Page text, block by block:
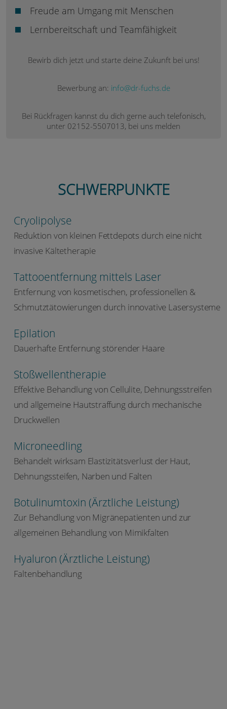
Freude am Umgang mit Menschen
Lernbereitschaft und Teamfähigkeit
Bewirb dich jetzt und starte deine Zukunft bei uns!
Bewerbung an: info@dr-fuchs.de
Bei Rückfragen kannst du dich gerne auch telefonisch,
unter 02152-5507013, bei uns melden
SCHWERPUNKTE
Cryolipolyse
Reduktion von kleinen Fettdepots durch eine nicht
invasive Kältetherapie
Tattooentfernung mittels Laser
Entfernung von kosmetischen, professionellen &
Schmutztätowierungen durch innovative Lasersysteme
Epilation
Dauerhafte Entfernung störender Haare
Stoßwellentherapie
Effektive Behandlung von Cellulite, Dehnungsstreifen
und allgemeine Hautstraffung durch mechanische
Druckwellen
Microneedling
Behandelt wirksam Elastizitätsverlust der Haut,
Dehnungssteifen, Narben und Falten
Botulinumtoxin (Ärztliche Leistung)
Zur Behandlung von Migränepatienten und zur
allgemeinen Behandlung von Mimikfalten
Hyaluron (Ärztliche Leistung)
Faltenbehandlung